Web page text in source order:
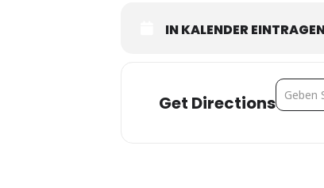
IN KALENDER
Get Directions
Address